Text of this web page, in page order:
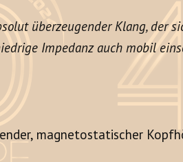
überzeugender Klang, der
Impedanz auch mobil
magnetostatischer